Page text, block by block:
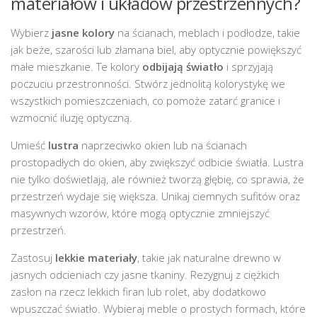
Wybierz jasne kolory na ścianach, meblach i podłodze, takie
jak beże, szarości lub złamana biel, aby optycznie powiększyć
małe mieszkanie. Te kolory odbijają światło i sprzyjają
poczuciu przestronności. Stwórz jednolitą kolorystykę we
wszystkich pomieszczeniach, co pomoże zatarć granice i
wzmocnić iluzję optyczną.
Umieść lustra naprzeciwko okien lub na ścianach
prostopadłych do okien, aby zwiększyć odbicie światła. Lustra
nie tylko doświetlają, ale również tworzą głębię, co sprawia, że
przestrzeń wydaje się większa. Unikaj ciemnych sufitów oraz
masywnych wzorów, które mogą optycznie zmniejszyć
przestrzeń.
Zastosuj lekkie materiały, takie jak naturalne drewno w
jasnych odcieniach czy jasne tkaniny. Rezygnuj z ciężkich
zasłon na rzecz lekkich firan lub rolet, aby dodatkowo
wpuszczać światło. Wybieraj meble o prostych formach, które